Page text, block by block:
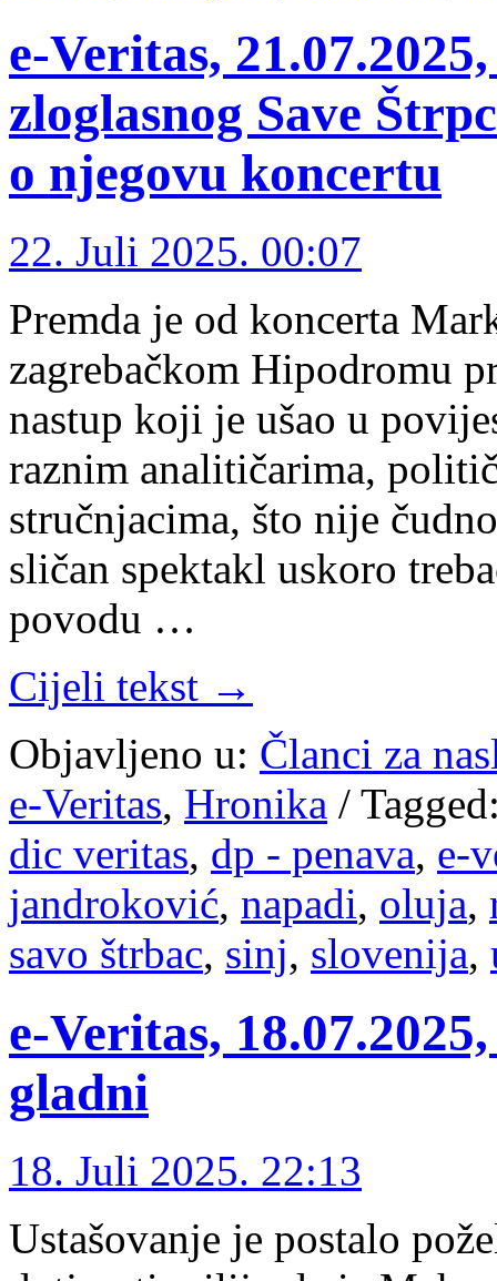
e-Veritas,
zloglasnog Save
o njegovu koncertu
22. Juli 2025. 00:07
Premda je od koncerta
zagrebačkom Hipodromu
nastup koji je ušao u
raznim analitičarima,
stručnjacima, što nije
sličan spektakl uskoro
povodu …
Cijeli tekst →
Objavljeno u: Članci za
e-Veritas, Hronika /
dic veritas, dp - penava, e-
jandroković, napadi, oluja,
savo štrbac, sinj, slovenija,
e-Veritas,
gladni
18. Juli 2025. 22:13
Ustašovanje je postalo